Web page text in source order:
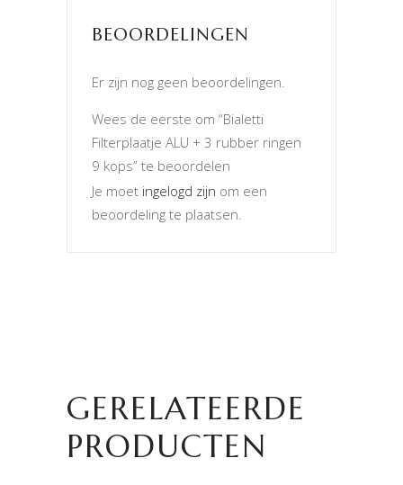
BEOORDELINGEN
Er zijn nog geen beoordelingen.
Wees de eerste om “Bialetti
Filterplaatje ALU + 3 rubber ringen
9 kops” te beoordelen
Je moet ingelogd zijn om een
beoordeling te plaatsen.
GERELATEERDE
PRODUCTEN